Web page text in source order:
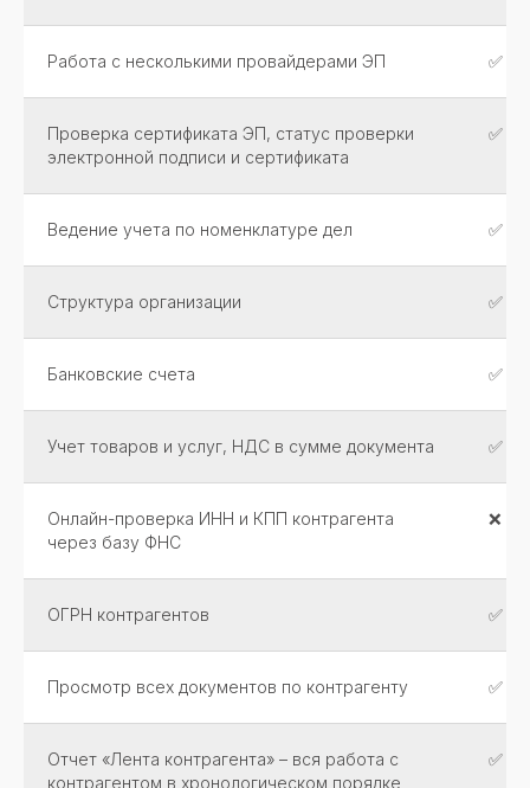
Работа с несколькими провайдерами ЭП ✅
Проверка сертификата ЭП, статус проверки
электронной подписи и сертификата
✅
Ведение учета по номенклатуре дел ✅
Структура организации ✅
Банковские счета ✅
Учет товаров и услуг, НДС в сумме документа ✅
Онлайн-проверка ИНН и КПП контрагента
через базу ФНС
❌
ОГРН контрагентов ✅
Просмотр всех документов по контрагенту ✅
Отчет «Лента контрагента» – вся работа с
контрагентом в хронологическом порядке
✅